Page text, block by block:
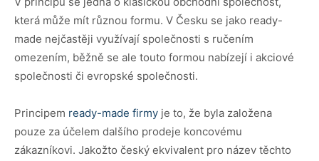
která může mít různou formu. V Česku se jako ready-
made nejčastěji využívají společnosti s ručením
omezením, běžně se ale touto formou nabízejí i akciové
společnosti či evropské společnosti.
Principem ready-made firmy je to, že byla založena
pouze za účelem dalšího prodeje koncovému
zákazníkovi. Jakožto český ekvivalent pro název těchto